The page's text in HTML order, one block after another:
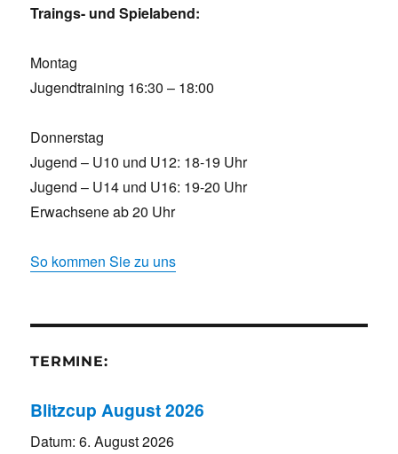
Traings- und Spielabend:
Montag
Jugendtraining 16:30 – 18:00
Donnerstag
Jugend – U10 und U12: 18-19 Uhr
Jugend – U14 und U16: 19-20 Uhr
Erwachsene ab 20 Uhr
So kommen Sie zu uns
TERMINE:
Blitzcup August 2026
Datum:6. August 2026